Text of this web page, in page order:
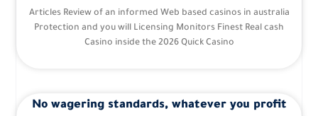
Articles Review of an informed Web based casinos in australia
Protection and you will Licensing Monitors Finest Real cash
Casino inside the 2026 Quick Casino
No wagering standards, whatever you profit